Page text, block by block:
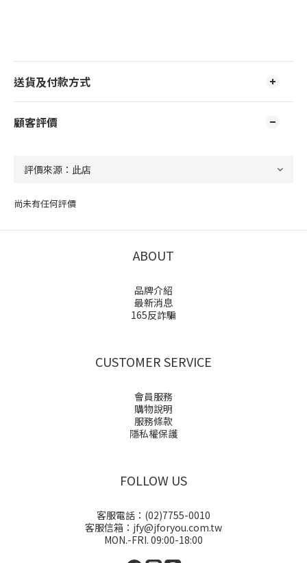
送貨及付款方式
顧客評價
尚未有任何評價
ABOUT
品牌介紹
最新消息
165反詐騙
CUSTOMER SERVICE
會員服務
購物說明
服務條款
隱私權保護
FOLLOW US
客服電話：(02)7755-0010
客服信箱：jfy@jforyou.com.tw
MON.-FRI. 09:00-18:00